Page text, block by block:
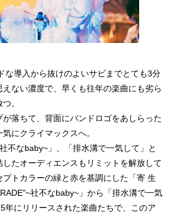
な導入から抜けのよいサビまでとても3分
ない濃度で、早くも往年の楽曲にも劣ら
。
落ちて、背面にバンドロゴをあしらった
にクライマックスへ。
社不なbaby~」、「排水溝で一気して」と
たオーディエンスもリミットを解放して
トカラーの緑と赤を基調にした「寄 生
社不なbaby~」から「排水溝で一気
年にリリースされた楽曲たちで、このア